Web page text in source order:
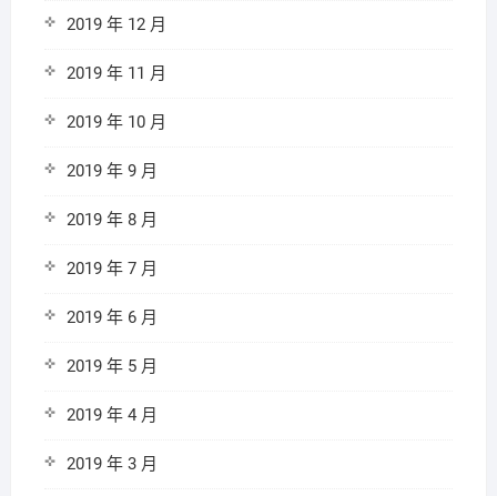
2019 年 12 月
2019 年 11 月
2019 年 10 月
2019 年 9 月
2019 年 8 月
2019 年 7 月
2019 年 6 月
2019 年 5 月
2019 年 4 月
2019 年 3 月